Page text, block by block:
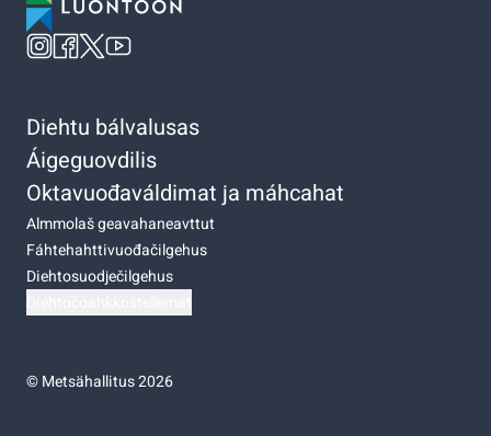
Diehtu bálvalusas
Áigeguovdilis
Oktavuođaváldimat ja máhcahat
Almmolaš geavahaneavttut
Fáhtehahttivuođačilgehus
Diehtosuodječilgehus
©Metsähallitus 2026